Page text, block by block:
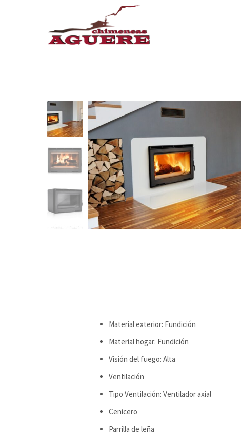
Material exterior: Fundición
Material hogar: Fundición
Visión del fuego: Alta
Ventilación
Tipo Ventilación: Ventilador axial
Cenicero
Parrilla de leña